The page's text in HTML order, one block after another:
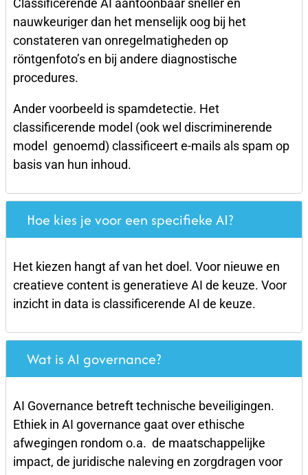
Classificerende AI aantoonbaar sneller en
nauwkeuriger dan het menselijk oog bij het
constateren van onregelmatigheden op
röntgenfoto’s en bij andere diagnostische
procedures.
Ander voorbeeld is spamdetectie. Het
classificerende model (ook wel discriminerende
model genoemd) classificeert e-mails als spam op
basis van hun inhoud.
Hoe kies je voor een specifieke AI?
Het kiezen hangt af van het doel. Voor nieuwe en
creatieve content is generatieve AI de keuze. Voor
inzicht in data is classificerende AI de keuze.
Wat is AI governance?
AI Governance betreft technische beveiligingen.
Ethiek in AI governance gaat over ethische
afwegingen rondom o.a. de maatschappelijke
impact, de juridische naleving en zorgdragen voor